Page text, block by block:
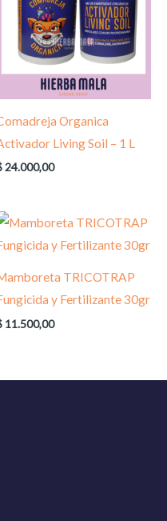
Organica
Living Soil – 1 L
24.000,00
TRICOTRAP
y Fertilizante 30gr
11.500,00